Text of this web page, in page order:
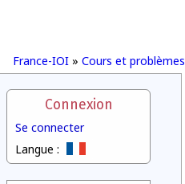
France-IOI » Cours et problèmes
Connexion
Se connecter
Langue :